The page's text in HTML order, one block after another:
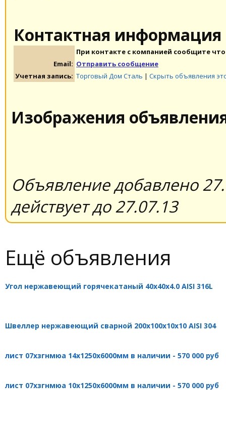
Контактная информация
При контакте с компанией сообщите
Email: Отправить сообщение
Учетная запись: Торговый Дом Сталь | Скрыть объявления
Изображения
Объявление добавлено
действует до 27.07.13
Ещё объявления
Угол нержавеющий горячекатаный 40х40х4.0 AISI 316L
Швеллер нержавеющий сварной 200х100х10х10 AISI 304
лист 07хзгнмюа 14х1250х6000мм в наличии - 570 000 руб
лист 07хзгнмюа 10х1250х6000мм в наличии - 570 000 руб